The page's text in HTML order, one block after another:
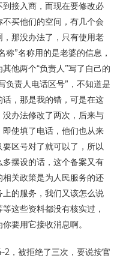
接入商，而现在要修改必
买他们的空间，有几个会
那没办法了，只有使用老
”名称用的是老婆的信息，
他两个“负责人”写了自己的
负责人电话区号”，不知道是
，那是我的错，可是在这
办法修改了两次，后来与
使填了电话，他们也从来
区号对了就可以了，所以
摆设的话，这个备案又有
关政策是为人民服务的还
的服务，我们又该怎么说
这些资料都没有核实过，
要用它接收消息啊。
，被拒绝了三次，要说按官